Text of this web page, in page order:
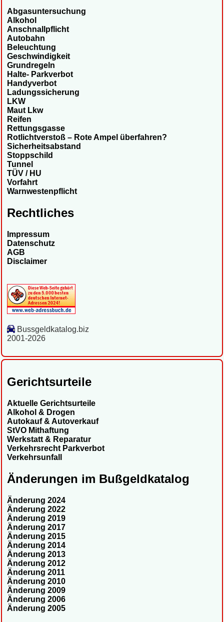
Abgasuntersuchung
Alkohol
Anschnallpflicht
Autobahn
Beleuchtung
Geschwindigkeit
Grundregeln
Halte- Parkverbot
Handyverbot
Ladungssicherung
LKW
Maut Lkw
Reifen
Rettungsgasse
Rotlichtverstoß – Rote Ampel überfahren?
Sicherheitsabstand
Stoppschild
Tunnel
TÜV / HU
Vorfahrt
Warnwestenpflicht
Rechtliches
Impressum
Datenschutz
AGB
Disclaimer
Bussgeldkatalog.biz
2001-2026
Gerichtsurteile
Aktuelle Gerichtsurteile
Alkohol & Drogen
Autokauf & Autoverkauf
StVO Mithaftung
Werkstatt & Reparatur
Verkehrsrecht Parkverbot
Verkehrsunfall
Änderungen im Bußgeldkatalog
Änderung 2024
Änderung 2022
Änderung 2019
Änderung 2017
Änderung 2015
Änderung 2014
Änderung 2013
Änderung 2012
Änderung 2011
Änderung 2010
Änderung 2009
Änderung 2006
Änderung 2005